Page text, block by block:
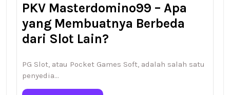
PKV Masterdomino99 – Apa
yang Membuatnya Berbeda
dari Slot Lain?
PG Slot, atau Pocket Games Soft, adalah salah satu
penyedia…